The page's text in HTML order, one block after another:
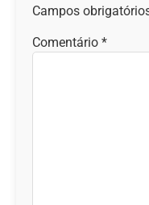
Campos
Comentário *